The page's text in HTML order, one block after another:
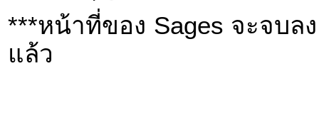
***หน้าที่ของ Sages จะจบล
แล้ว